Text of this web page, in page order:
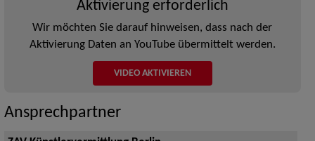
Aktivierung erforderlich
Wir möchten Sie darauf hinweisen, dass nach der
Aktivierung Daten an YouTube übermittelt werden.
VIDEO AKTIVIEREN
Ansprechpartner